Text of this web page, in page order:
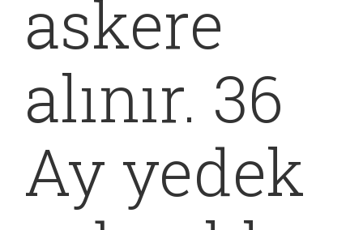
askere
alınır. 36
Ay yedek